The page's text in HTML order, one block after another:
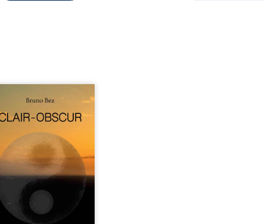
en alexandrins, Clair-
aborde la spiritualité,
humaines, la
d’expériences
Entre clarté et
les poèmes
les observations et
façonnés au fil
vie. Ils portent un regard
sur l’existence et le
contemporain, invitant
à questionner ses ...